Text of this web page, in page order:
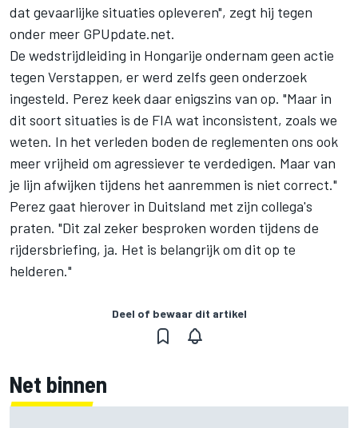
dat gevaarlijke situaties opleveren", zegt hij tegen
onder meer GPUpdate.net.
De wedstrijdleiding in Hongarije ondernam geen actie
tegen Verstappen, er werd zelfs geen onderzoek
ingesteld. Perez keek daar enigszins van op. "Maar in
dit soort situaties is de FIA wat inconsistent, zoals we
weten. In het verleden boden de reglementen ons ook
meer vrijheid om agressiever te verdedigen. Maar van
je lijn afwijken tijdens het aanremmen is niet correct."
Perez gaat hierover in Duitsland met zijn collega's
praten. "Dit zal zeker besproken worden tijdens de
rijdersbriefing, ja. Het is belangrijk om dit op te
helderen."
Deel of bewaar dit artikel
Net binnen